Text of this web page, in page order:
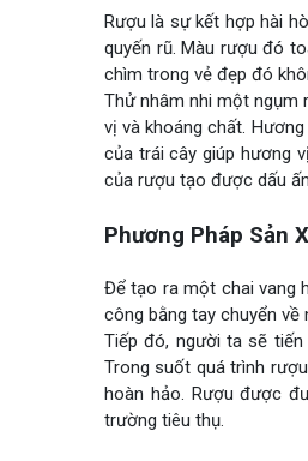
Rượu là sự kết hợp hài
quyến rũ. Màu rượu đó
chìm trong vẻ đẹp đó
Thử nhâm nhi một ngụm
vị và khoáng chất.
của trái cây giúp hương
của rượu tạo được dấu
Phương Pháp Sản
Để tạo ra một chai vang
công bằng tay chuyển
Tiếp đó, người ta sẽ
Trong suốt quá trình
hoàn hảo. Rượu được
trường tiêu thụ.